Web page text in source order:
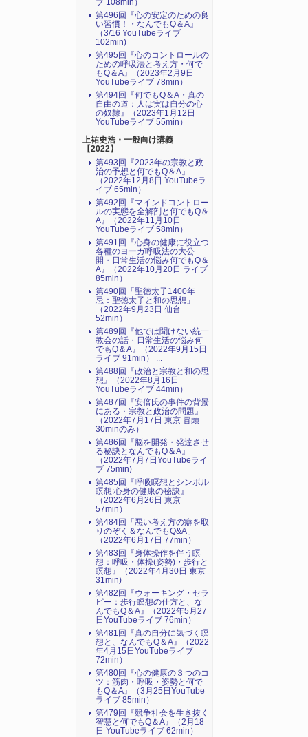
ブ 108min）
第496回『心の安定のための良
い習慣！・なんでもQ＆A』
（3/16 YouTubeライブ
102min)
第495回『心のコントロールの
ための呼吸法と考え方・何で
もQ＆A』（2023年2月9日
YouTubeライブ 78min）
第494回『何でもQ＆A・真の
自由の道：人は実は自分の心
の奴隷』（2023年1月12日
YouTubeライブ 55min）
上祐史浩・一般向け講義
【2022】
第493回『2023年の宗教と政
治の予想と何でもQ＆A』
（2022年12月8日 YouTubeラ
イブ 65min）
第492回『マインドコントロー
ルの実態を全解剖と何でもQ＆
A』（2022年11月10日
YouTubeライブ 58min）
第491回『心身の健康に役立つ
各種のヨーガ呼吸法の大公
開・日常生活の悩み何でもQ＆
A』（2022年10月20日 ライブ
85min）
第490回「聖徳太子1400年
忌：聖徳太子と和の思想」
（2022年9月23日 仙台
52min）
第489回『他では聞けない統一
教会の話・日常生活の悩み何
でもQ＆A』（2022年9月15日
ライブ 91min） ...
第488回『政治と宗教と和の思
想』（2022年8月16日
YouTubeライブ 44min）
第487回『安倍氏の事件の背景
にある・宗教と政治の問題』
（2022年7月17日 東京 冒頭
30minのみ）
第486回『脳を開発・発達させ
る秘訣となんでもQ＆A』
（2022年7月7日YouTubeライ
ブ 75min)
第485回『呼吸瞑想とシンボル
瞑想:心身の健康の秘訣』
（2022年6月26日 東京
57min）
第484回「悪い考え方の癖を取
りのぞく＆なんでもQ&A」
（2022年6月17日 77min）
第483回『身体操作を伴う瞑
想：呼吸・体操(姿勢)・歩行と
瞑想』（2022年4月30日 東京
31min)
第482回『ウォーキング・セラ
ピー：歩行瞑想の仕方と、な
んでもQ＆A』（2022年5月27
日YouTubeライブ 76min）
第481回『真の自分に気づく瞑
想と、なんでもQ＆A』（2022
年4月15日YouTubeライブ
72min）
第480回『心の健康の３つのコ
ツ：筋肉・呼吸・姿勢と何で
もQ＆A』（3月25日YouTube
ライブ 85min）
第479回『競争社会を生き抜く
智慧と何でもQ＆A』（2月18
日 YouTubeライブ 62min）